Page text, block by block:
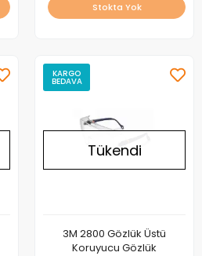
Stokta Yok
KARGO
BEDAVA
Tükendi
3M 2800 Gözlük Üstü
Koruyucu Gözlük